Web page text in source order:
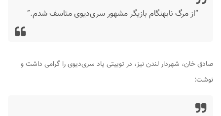
“از مرگ نابهنگام بازیگر مشهور سری‌دیوی متاسف شدم.”
صادق خان، شهردار لندن نیز، در توییتی یاد سری‌دیوی را گرامی داشت و
نوشت: